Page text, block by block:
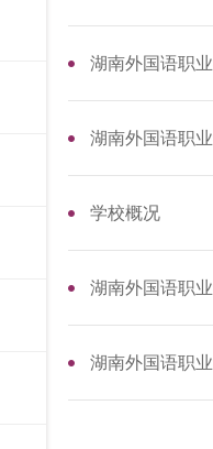
湖南外国语职
湖南外国语职
学校概况
湖南外国语职
湖南外国语职